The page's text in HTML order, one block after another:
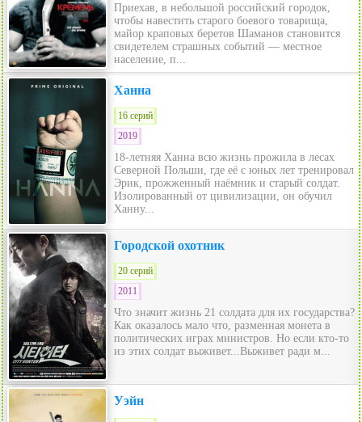
Приехав, в небольшой российский городок,
чтобы навестить старого боевого товарища,
майор краповых беретов Шаманов становится
свидетелем страшных событий — местное
население, п...
Ханна
16 серий
2019
18-летняя Ханна всю жизнь прожила в лесах
Северной Польши, где её с юных лет тренировал
Эрик, прожженный наёмник и старый солдат.
Изолированный от цивилизации, он обучил
Ханну...
Городской охотник
20 серий
2011
Что значит жизнь 21 солдата для их государства?
Как оказалось мало что, разменная монета в
политических играх министров. Но если кто-то
из этих солдат выживет...Выживет ради м...
Уэйн